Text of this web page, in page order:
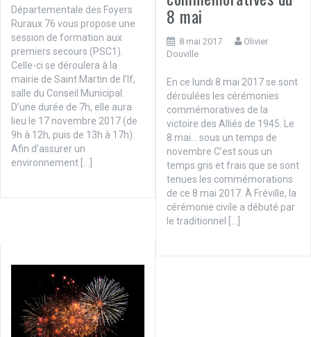
Départementale des Foyers
Ruraux 76 vous propose une
session de formation aux
premiers secours (PSC1).
Celle-ci se déroulera à la
mairie de Saint Martin de l’If,
salle du Conseil Municipal.
D’une durée de 7h, elle aura
lieu le 17 novembre 2017 (de
9h à 12h, puis de 13h à 17h).
Afin d’assurer un
environnement […]
8 mai
8 mai 2017
Olivier
Douville
En ce lundi 8 mai 2017 se sont
déroulées les cérémonies
commémoratives de la
victoire des Alliés de 1945. Le
8 mai… sous un temps de
novembre C’est sous un
temps gris et frais que se sont
tenues les commémorations
de ce 8 mai 2017. À Fréville, la
cérémonie civile a débuté par
le traditionnel […]